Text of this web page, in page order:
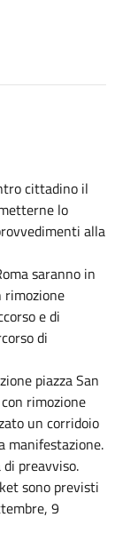
cittadino il
lo
alla
saranno in
rimozione
e di
di
piazza San
rimozione
un corridoio
manifestazione.
preavviso.
sono previsti
9